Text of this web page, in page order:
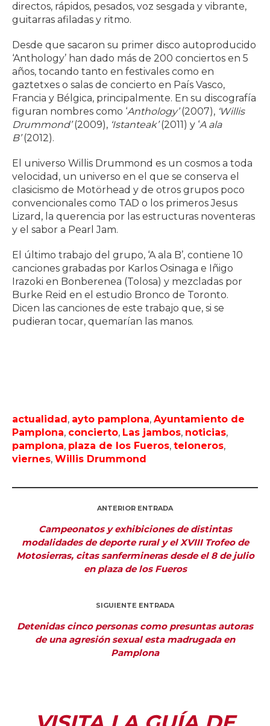
directos, rápidos, pesados, voz sesgada y vibrante,
guitarras afiladas y ritmo.
Desde que sacaron su primer disco autoproducido
‘Anthology’ han dado más de 200 conciertos en 5
años, tocando tanto en festivales como en
gaztetxes o salas de concierto en País Vasco,
Francia y Bélgica, principalmente. En su discografía
figuran nombres como ‘Anthology’(2007), Willis
Drummond’(2009), Istanteak’(2011) y ‘A ala
B’(2012).
El universo Willis Drummond es un cosmos a toda
velocidad, un universo en el que se conserva el
clasicismo de Motörhead y de otros grupos poco
convencionales como TAD o los primeros Jesus
Lizard, la querencia por las estructuras noventeras
y el sabor a Pearl Jam.
El último trabajo del grupo, ‘A ala B’, contiene 10
canciones grabadas por Karlos Osinaga e Iñigo
Irazoki en Bonberenea (Tolosa) y mezcladas por
Burke Reid en el estudio Bronco de Toronto.
Dicen las canciones de este trabajo que, si se
pudieran tocar, quemarían las manos.
actualidad, ayto pamplona, Ayuntamiento de
Pamplona, concierto, Las jambos, noticias,
pamplona, plaza de los Fueros, teloneros,
viernes, Willis Drummond
ANTERIOR ENTRADA
Campeonatos y exhibiciones de distintas
modalidades de deporte rural y el XVIII Trofeo de
Motosierras, citas sanfermineras desde el 8 de julio
en plaza de los Fueros
SIGUIENTE ENTRADA
Detenidas cinco personas como presuntas autoras
de una agresión sexual esta madrugada en
Pamplona